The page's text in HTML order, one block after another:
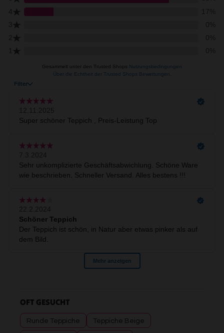
OFT GESUCHT
Runde Teppiche Teppiche Beige